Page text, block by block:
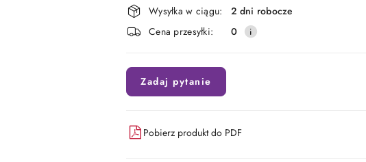
i
dostawa
Wysyłka w ciągu:
2 dni robocze
Cena przesyłki:
0
Zadaj pytanie
Pobierz produkt do PDF